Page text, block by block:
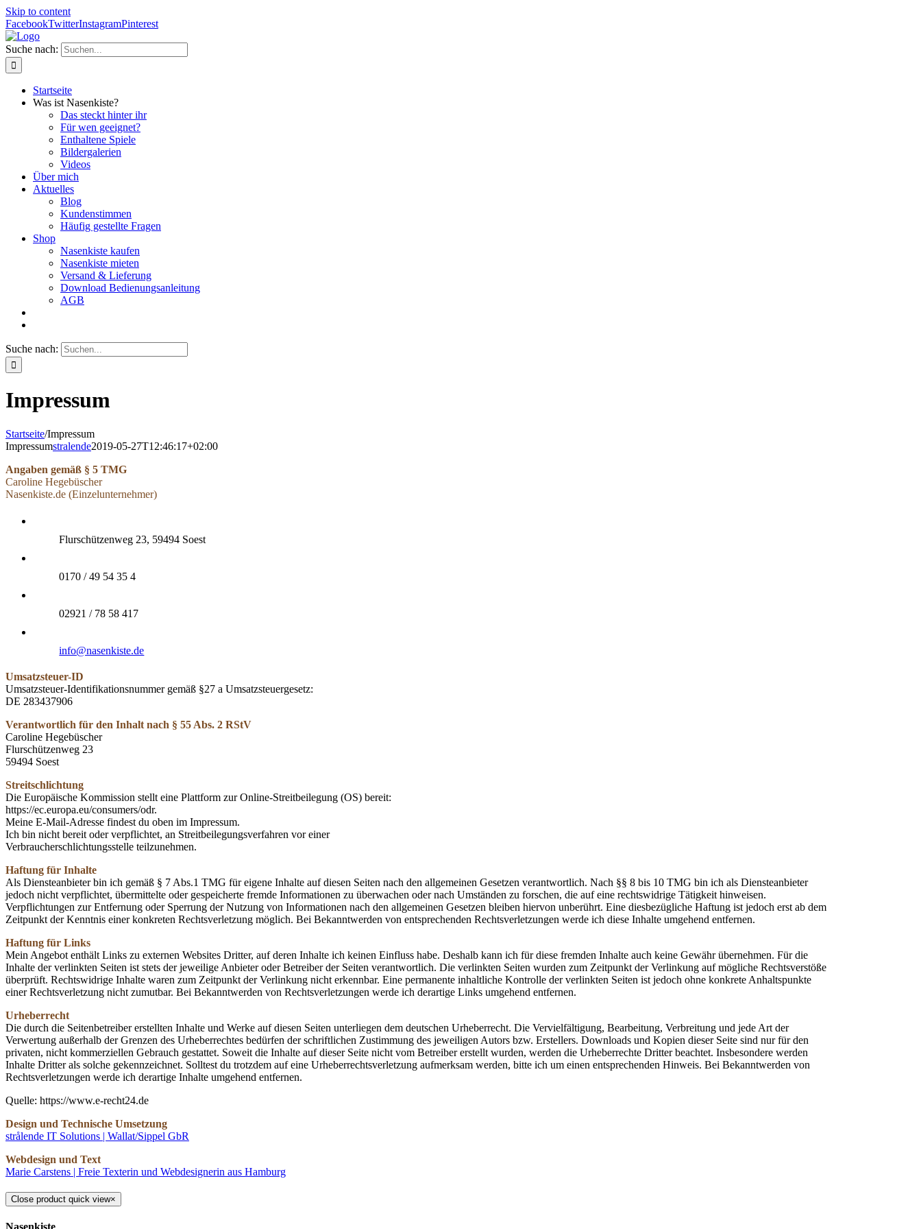
Skip to content
FacebookTwitterInstagramPinterest
Suche nach:
Startseite
Was ist Nasenkiste?
Das steckt hinter ihr
Für wen geeignet?
Enthaltene Spiele
Bildergalerien
Videos
Über mich
Aktuelles
Blog
Kundenstimmen
Häufig gestellte Fragen
Shop
Nasenkiste kaufen
Nasenkiste mieten
Versand & Lieferung
Download Bedienungsanleitung
AGB
Suche nach:
Impressum
Startseite/Impressum
Impressumstralende2019-05-27T12:46:17+02:00
Angaben gemäß § 5 TMG
Caroline Hegebüscher
Nasenkiste.de (Einzelunternehmer)
Flurschützenweg 23, 59494 Soest
0170 / 49 54 35 4
02921 / 78 58 417
info@nasenkiste.de
Umsatzsteuer-ID
Umsatzsteuer-Identifikationsnummer gemäß §27 a Umsatzsteuergesetz:
DE 283437906
Verantwortlich für den Inhalt nach § 55 Abs. 2 RStV
Caroline Hegebüscher
Flurschützenweg 23
59494 Soest
Streitschlichtung
Die Europäische Kommission stellt eine Plattform zur Online-Streitbeilegung (OS) bereit:
https://ec.europa.eu/consumers/odr.
Meine E-Mail-Adresse findest du oben im Impressum.
Ich bin nicht bereit oder verpflichtet, an Streitbeilegungsverfahren vor einer
Verbraucherschlichtungsstelle teilzunehmen.
Haftung für Inhalte
Als Diensteanbieter bin ich gemäß § 7 Abs.1 TMG für eigene Inhalte auf diesen Seiten nach den allgemeinen Gesetzen verantwortlich. Nach §§ 8 bis 10 TMG bin ich als Diensteanbieter
jedoch nicht verpflichtet, übermittelte oder gespeicherte fremde Informationen zu überwachen oder nach Umständen zu forschen, die auf eine rechtswidrige Tätigkeit hinweisen.
Verpflichtungen zur Entfernung oder Sperrung der Nutzung von Informationen nach den allgemeinen Gesetzen bleiben hiervon unberührt. Eine diesbezügliche Haftung ist jedoch erst ab dem
Zeitpunkt der Kenntnis einer konkreten Rechtsverletzung möglich. Bei Bekanntwerden von entsprechenden Rechtsverletzungen werde ich diese Inhalte umgehend entfernen.
Haftung für Links
Mein Angebot enthält Links zu externen Websites Dritter, auf deren Inhalte ich keinen Einfluss habe. Deshalb kann ich für diese fremden Inhalte auch keine Gewähr übernehmen. Für die
Inhalte der verlinkten Seiten ist stets der jeweilige Anbieter oder Betreiber der Seiten verantwortlich. Die verlinkten Seiten wurden zum Zeitpunkt der Verlinkung auf mögliche Rechtsverstöße
überprüft. Rechtswidrige Inhalte waren zum Zeitpunkt der Verlinkung nicht erkennbar. Eine permanente inhaltliche Kontrolle der verlinkten Seiten ist jedoch ohne konkrete Anhaltspunkte
einer Rechtsverletzung nicht zumutbar. Bei Bekanntwerden von Rechtsverletzungen werde ich derartige Links umgehend entfernen.
Urheberrecht
Die durch die Seitenbetreiber erstellten Inhalte und Werke auf diesen Seiten unterliegen dem deutschen Urheberrecht. Die Vervielfältigung, Bearbeitung, Verbreitung und jede Art der
Verwertung außerhalb der Grenzen des Urheberrechtes bedürfen der schriftlichen Zustimmung des jeweiligen Autors bzw. Erstellers. Downloads und Kopien dieser Seite sind nur für den
privaten, nicht kommerziellen Gebrauch gestattet. Soweit die Inhalte auf dieser Seite nicht vom Betreiber erstellt wurden, werden die Urheberrechte Dritter beachtet. Insbesondere werden
Inhalte Dritter als solche gekennzeichnet. Solltest du trotzdem auf eine Urheberrechtsverletzung aufmerksam werden, bitte ich um einen entsprechenden Hinweis. Bei Bekanntwerden von
Rechtsverletzungen werde ich derartige Inhalte umgehend entfernen.
Quelle: https://www.e-recht24.de
Design und Technische Umsetzung
strålende IT Solutions | Wallat/Sippel GbR
Webdesign und Text
Marie Carstens | Freie Texterin und Webdesignerin aus Hamburg
Close product quick view×